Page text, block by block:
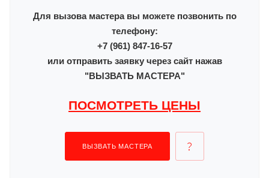
Для вызова мастера вы можете позвонить по
телефону:
+7 (961) 847-16-57
или отправить заявку через сайт нажав
"ВЫЗВАТЬ МАСТЕРА"
ПОСМОТРЕТЬ ЦЕНЫ
ВЫЗВАТЬ МАСТЕРА